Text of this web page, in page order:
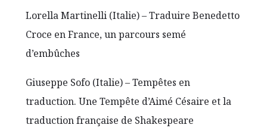
Lorella Martinelli (Italie) – Traduire Benedetto
Croce en France, un parcours semé
d’embûches
Giuseppe Sofo (Italie) – Tempêtes en
traduction. Une Tempête d’Aimé Césaire et la
traduction française de Shakespeare